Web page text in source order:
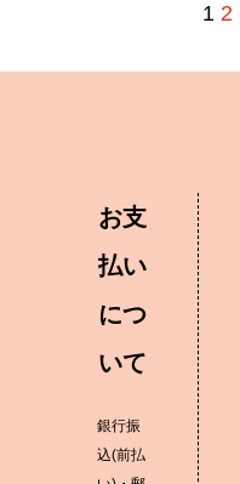
稿
1 2
お支
払い
につ
いて
銀行振
込(前払